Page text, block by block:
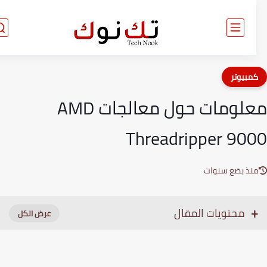
معلومات حول معالجات AMD
Threadripper
بضع سنوات
محتويات المقال